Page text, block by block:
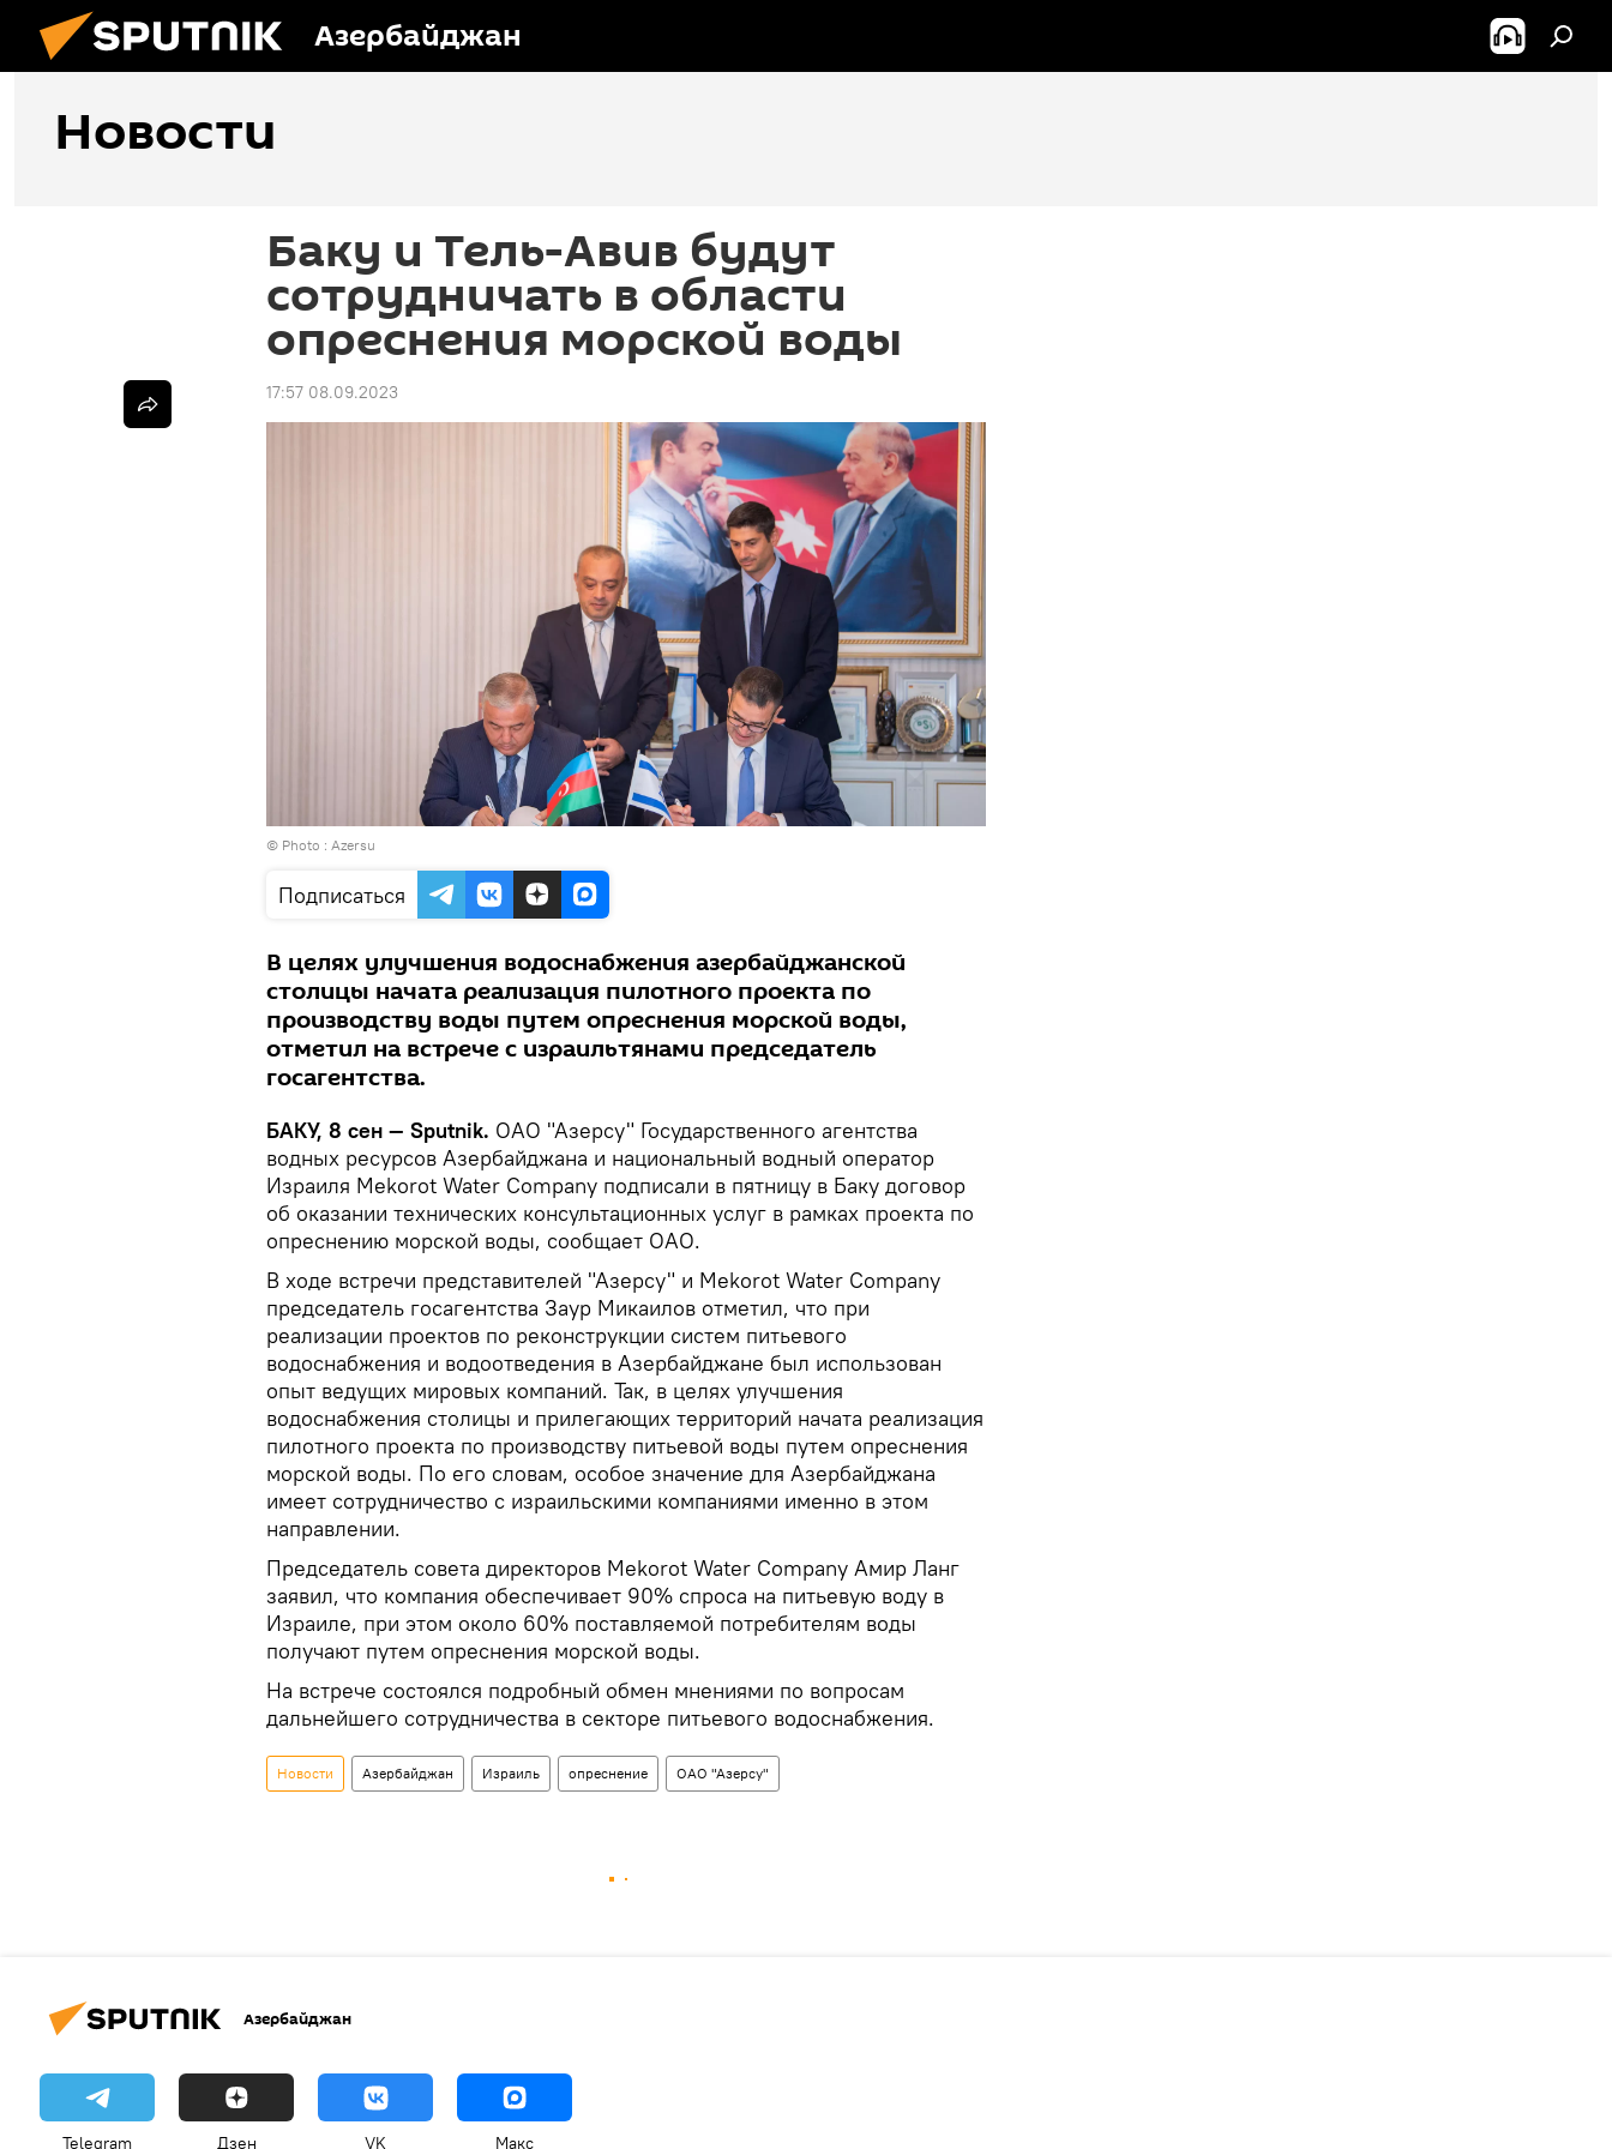
Азербайджан
Новости
Баку и Тель-Авив будут
сотрудничать в области
опреснения морской воды
17:57 08.09.2023
© Photo : Azersu
Подписаться
В целях улучшения водоснабжения азербайджанской
столицы начата реализация пилотного проекта по
производству воды путем опреснения морской воды,
отметил на встрече с израильтянами председатель
госагентства.
БАКУ, 8 сен — Sputnik. ОАО "Азерсу" Государственного агентства
водных ресурсов Азербайджана и национальный водный оператор
Израиля Mekorot Water Company подписали в пятницу в Баку договор
об оказании технических консультационных услуг в рамках проекта по
опреснению морской воды, сообщает ОАО.
В ходе встречи представителей "Азерсу" и Mekorot Water Company
председатель госагентства Заур Микаилов отметил, что при
реализации проектов по реконструкции систем питьевого
водоснабжения и водоотведения в Азербайджане был использован
опыт ведущих мировых компаний. Так, в целях улучшения
водоснабжения столицы и прилегающих территорий начата реализация
пилотного проекта по производству питьевой воды путем опреснения
морской воды. По его словам, особое значение для Азербайджана
имеет сотрудничество с израильскими компаниями именно в этом
направлении.
Председатель совета директоров Mekorot Water Company Амир Ланг
заявил, что компания обеспечивает 90% спроса на питьевую воду в
Израиле, при этом около 60% поставляемой потребителям воды
получают путем опреснения морской воды.
На встрече состоялся подробный обмен мнениями по вопросам
дальнейшего сотрудничества в секторе питьевого водоснабжения.
Новости Азербайджан Израиль опреснение ОАО "Азерсу"
Азербайджан
Telegram Дзен VK Макс